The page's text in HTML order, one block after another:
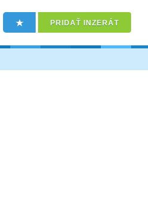
PRIDAŤ INZERÁT